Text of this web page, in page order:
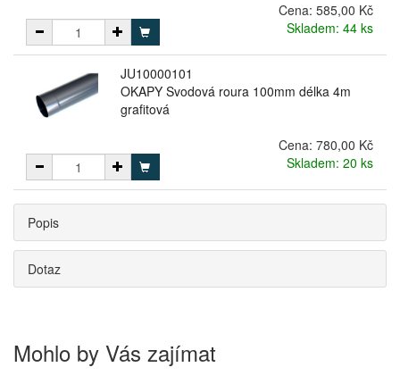
Cena: 585,00 Kč
Skladem: 44 ks
JU10000101
OKAPY Svodová roura 100mm délka 4m
grafitová
Cena: 780,00 Kč
Skladem: 20 ks
Popis
Dotaz
Mohlo by Vás zajímat